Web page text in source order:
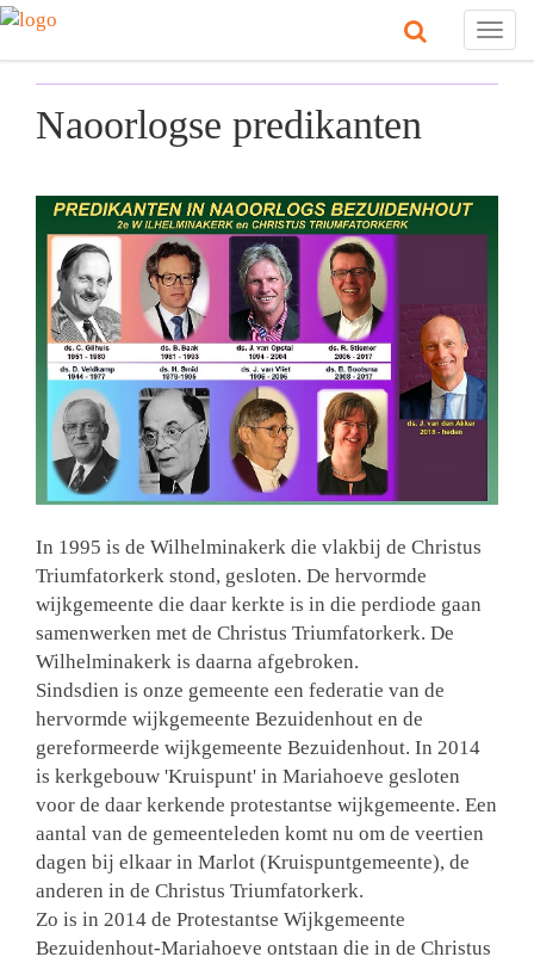
Naoorlogse predikanten
In 1995 is de Wilhelminakerk die vlakbij de Christus
Triumfatorkerk stond, gesloten. De hervormde
wijkgemeente die daar kerkte is in die perdiode gaan
samenwerken met de Christus Triumfatorkerk. De
Wilhelminakerk is daarna afgebroken.
Sindsdien is onze gemeente een federatie van de
hervormde wijkgemeente Bezuidenhout en de
gereformeerde wijkgemeente Bezuidenhout. In 2014
is kerkgebouw 'Kruispunt' in Mariahoeve gesloten
voor de daar kerkende protestantse wijkgemeente. Een
aantal van de gemeenteleden komt nu om de veertien
dagen bij elkaar in Marlot (Kruispuntgemeente), de
anderen in de Christus Triumfatorkerk.
Zo is in 2014 de Protestantse Wijkgemeente
Bezuidenhout-Mariahoeve ontstaan die in de Christus